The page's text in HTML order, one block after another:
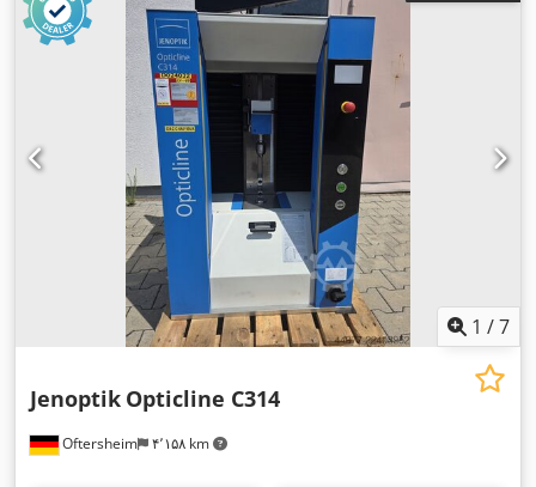
1 /7
Oftersheim ۴٬۱۵۸ km
Jenoptik Opticline C314